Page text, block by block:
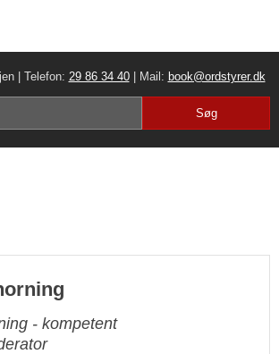
| Telefon: 29 86 34 40| Mail: book@ordstyrer.dk​
- kompetent